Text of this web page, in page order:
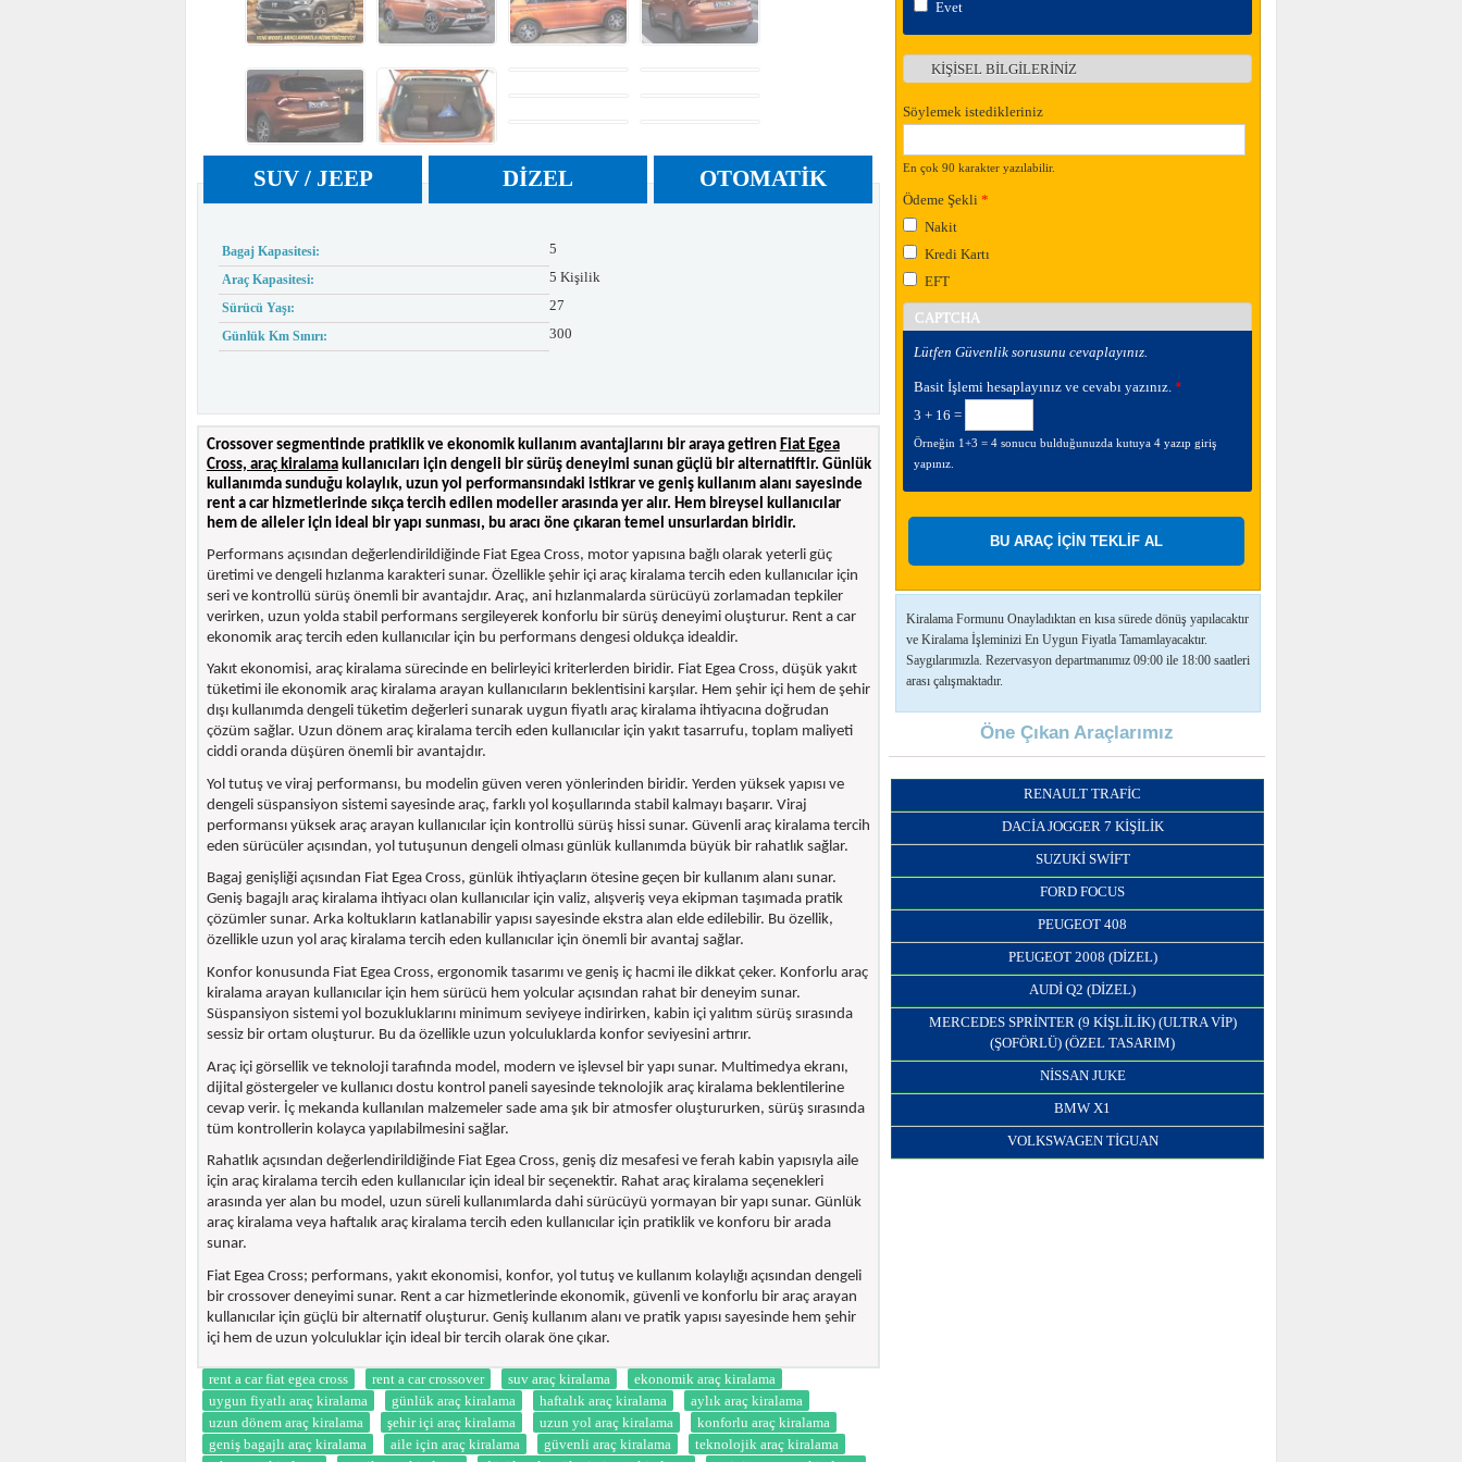
SUV / JEEP DIZEL OTOMATIK
Bagaj Kapasitesi: 5
Araç Kapasitesi: 5 Kişilik
Sürücü Yaşı: 27
Günlük Km Sınırı: 300
Crossover segmentinde pratiklik ve ekonomik kullanım avantajlarını bir araya getiren Fiat Egea
Cross, araç kiralamakullanıcıları için dengeli bir sürüş deneyimi sunan güçlü bir alternatiftir. Günlük
kullanımda sunduğu kolaylık, uzun yol performansındaki istikrar ve geniş kullanım alanı sayesinde
rent a car hizmetlerinde sıkça tercih edilen modeller arasında yer alır. Hem bireysel kullanıcılar
hem de aileler için ideal bir yapı sunması, bu aracı öne çıkaran temel unsurlardan biridir.
Performans açısından değerlendirildiğinde Fiat Egea Cross, motor yapısına bağlı olarak yeterli güç
üretimi ve dengeli hızlanma karakteri sunar. Özellikle şehir içi araç kiralama tercih eden kullanıcılar için
seri ve kontrollü sürüş önemli bir avantajdır. Araç, ani hızlanmalarda sürücüyü zorlamadan tepkiler
verirken, uzun yolda stabil performans sergileyerek konforlu bir sürüş deneyimi oluşturur. Rent a car
ekonomik araç tercih eden kullanıcılar için bu performans dengesi oldukça idealdir.
Yakıt ekonomisi, araç kiralama sürecinde en belirleyici kriterlerden biridir. Fiat Egea Cross, düşük yakıt
tüketimi ile ekonomik araç kiralama arayan kullanıcıların beklentisini karşılar. Hem şehir içi hem de şehir
dışı kullanımda dengeli tüketim değerleri sunarak uygun fiyatlı araç kiralama ihtiyacına doğrudan
çözüm sağlar. Uzun dönem araç kiralama tercih eden kullanıcılar için yakıt tasarrufu, toplam maliyeti
ciddi oranda düşüren önemli bir avantajdır.
Yol tutuş ve viraj performansı, bu modelin güven veren yönlerinden biridir. Yerden yüksek yapısı ve
dengeli süspansiyon sistemi sayesinde araç, farklı yol koşullarında stabil kalmayı başarır. Viraj
performansı yüksek araç arayan kullanıcılar için kontrollü sürüş hissi sunar. Güvenli araç kiralama tercih
eden sürücüler açısından, yol tutuşunun dengeli olması günlük kullanımda büyük bir rahatlık sağlar.
Bagaj genişliği açısından Fiat Egea Cross, günlük ihtiyaçların ötesine geçen bir kullanım alanı sunar.
Geniş bagajlı araç kiralama ihtiyacı olan kullanıcılar için valiz, alışveriş veya ekipman taşımada pratik
çözümler sunar. Arka koltukların katlanabilir yapısı sayesinde ekstra alan elde edilebilir. Bu özellik,
özellikle uzun yol araç kiralama tercih eden kullanıcılar için önemli bir avantaj sağlar.
Konfor konusunda Fiat Egea Cross, ergonomik tasarımı ve geniş iç hacmi ile dikkat çeker. Konforlu araç
kiralama arayan kullanıcılar için hem sürücü hem yolcular açısından rahat bir deneyim sunar.
Süspansiyon sistemi yol bozukluklarını minimum seviyeye indirirken, kabin içi yalıtım sürüş sırasında
sessiz bir ortam oluşturur. Bu da özellikle uzun yolculuklarda konfor seviyesini artırır.
Araç içi görsellik ve teknoloji tarafında model, modern ve işlevsel bir yapı sunar. Multimedya ekranı,
dijital göstergeler ve kullanıcı dostu kontrol paneli sayesinde teknolojik araç kiralama beklentilerine
cevap verir. İç mekanda kullanılan malzemeler sade ama şık bir atmosfer oluştururken, sürüş sırasında
tüm kontrollerin kolayca yapılabilmesini sağlar.
Rahatlık açısından değerlendirildiğinde Fiat Egea Cross, geniş diz mesafesi ve ferah kabin yapısıyla aile
için araç kiralama tercih eden kullanıcılar için ideal bir seçenektir. Rahat araç kiralama seçenekleri
arasında yer alan bu model, uzun süreli kullanımlarda dahi sürücüyü yormayan bir yapı sunar. Günlük
araç kiralama veya haftalık araç kiralama tercih eden kullanıcılar için pratiklik ve konforu bir arada
sunar.
Fiat Egea Cross; performans, yakıt ekonomisi, konfor, yol tutuş ve kullanım kolaylığı açısından dengeli
bir crossover deneyimi sunar. Rent a car hizmetlerinde ekonomik, güvenli ve konforlu bir araç arayan
kullanıcılar için güçlü bir alternatif oluşturur. Geniş kullanım alanı ve pratik yapısı sayesinde hem şehir
içi hem de uzun yolculuklar için ideal bir tercih olarak öne çıkar.
rent a car fiat egea cross rent a car crossover suv araç kiralama
ekonomik araç kiralama
uygun fiyatlı araç kiralama
günlük araç kiralama haftalık araç kiralama
aylık araç kiralama
uzun dönem araç kiralama
şehir içi araç kiralama uzun yol araç kiralama
konforlu araç kiralama
geniş bagajlı araç kiralama
aile için araç kiralama güvenli araç kiralama
teknolojik araç kiralama
Evet
Göster
KİŞİSEL BİLGİLERİNİZ
Söylemek istedikleriniz
En çok 90 karakter yazılabilir.
Ödeme Şekli*
Nakit
Kredi Kartı
EFT
CAPTCHA
Lütfen Güvenlik sorusunu cevaplayınız.
Basit İşlemi hesaplayınız ve cevabı yazınız.*
3 + 16 =
Örneğin 1+3 = 4 sonucu bulduğunuzda kutuya 4 yazıp giriş
yapınız.
Kiralama Formunu Onayladıktan en kısa sürede dönüş yapılacaktır
ve Kiralama İşleminizi En Uygun Fiyatla Tamamlayacaktır.
Saygılarımızla. Rezervasyon departmanımız 09:00 ile 18:00 saatleri
arası çalışmaktadır.
Öne Çıkan Araçlarımız
RENAULT TRAFIC
DACIA JOGGER 7 KIŞILIK
SUZUKI SWIFT
FORD FOCUS
PEUGEOT 408
PEUGEOT 2008 (DIZEL)
AUDI Q2 (DIZEL)
MERCEDES SPRINTER (9 KIŞLILIK) (ULTRA VIP)
(ŞOFÖRLÜ) (ÖZEL TASARIM)
NISSAN JUKE
BMW X1
VOLKSWAGEN TIGUAN